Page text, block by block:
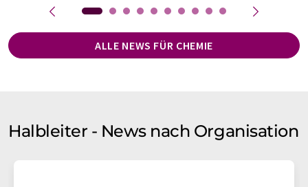
ALLE NEWS FÜR CHEMIE
Halbleiter - News nach Organisation